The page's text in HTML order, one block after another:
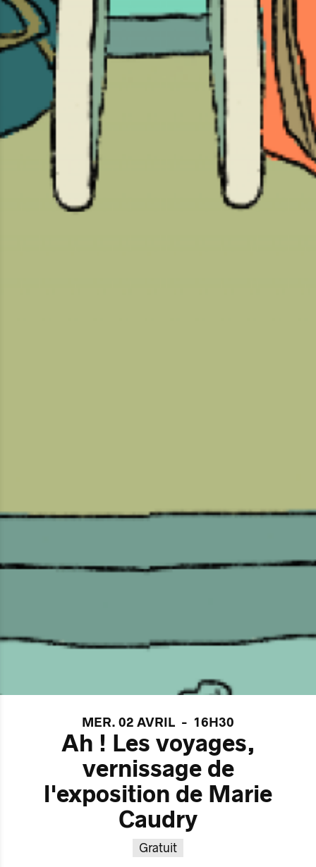
MER. 02 AVRIL - 16H30
Ah ! Les voyages,
vernissage de
l'exposition de Marie
Caudry
Gratuit